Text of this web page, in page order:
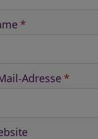
*
Adresse *